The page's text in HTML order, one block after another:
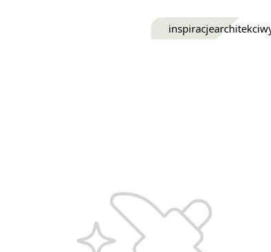
inspiracjearchitekci